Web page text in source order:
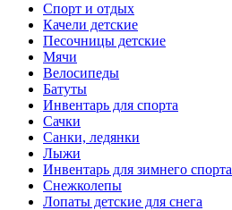
Спорт и отдых
Качели детские
Песочницы детские
Мячи
Велосипеды
Батуты
Инвентарь для спорта
Сачки
Санки, ледянки
Лыжи
Инвентарь для зимнего спорта
Снежколепы
Лопаты детские для снега